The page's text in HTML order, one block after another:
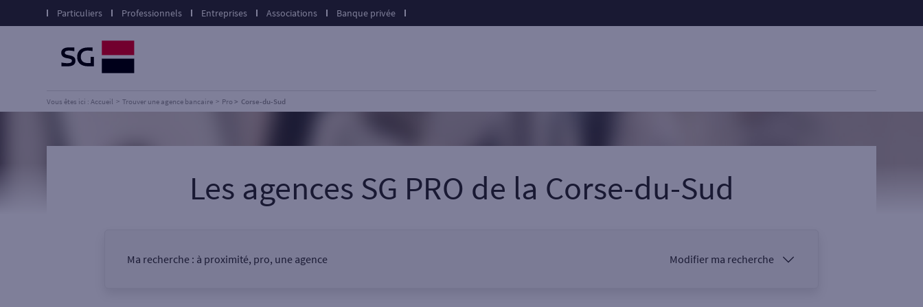
Particuliers Professionnels Entreprises Associations Banque privée
Vous êtes ici : Accueil Trouver une agence bancaire Pro Corse-du-Sud
Les agences SG PRO de la Corse-du-Sud
Ma recherche : à proximité, pro, une agence Modifier ma recherche